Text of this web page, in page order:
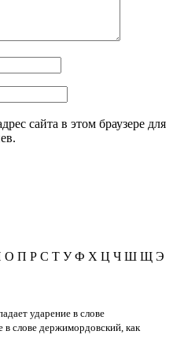
сайта в этом браузере для
О П Р С Т У Ф Х Ц Ч Ш Щ Э
ударение в слове
слове держимордовский, как